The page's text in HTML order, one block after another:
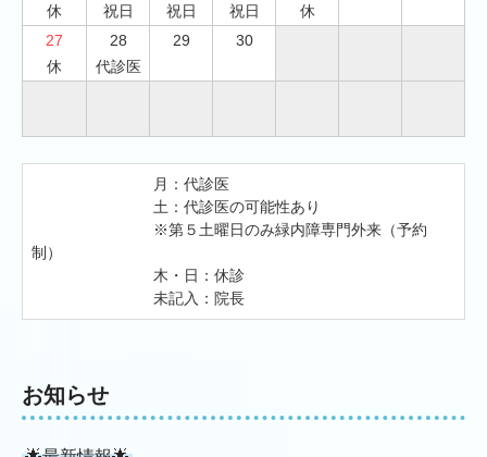
休
祝日
祝日
祝日
休
27
休
28
代診医
29 30
月：代診医
土：代診医の可能性あり
※第５土曜日のみ緑内障専門外来（予約
制）
木・日：休診
未記入：院長
お知らせ